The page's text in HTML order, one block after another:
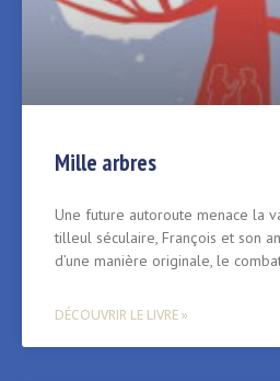
Mille arbres
Une future autoroute menace la
tilleul séculaire, François et son
d’une manière originale, le
DÉCOUVRIR LE LIVRE »